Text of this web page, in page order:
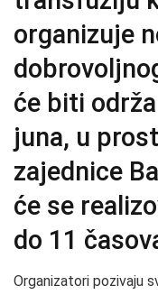
organizuje
će biti
juna, u
zajednice
će se
do 11
Organizatori pozivaju